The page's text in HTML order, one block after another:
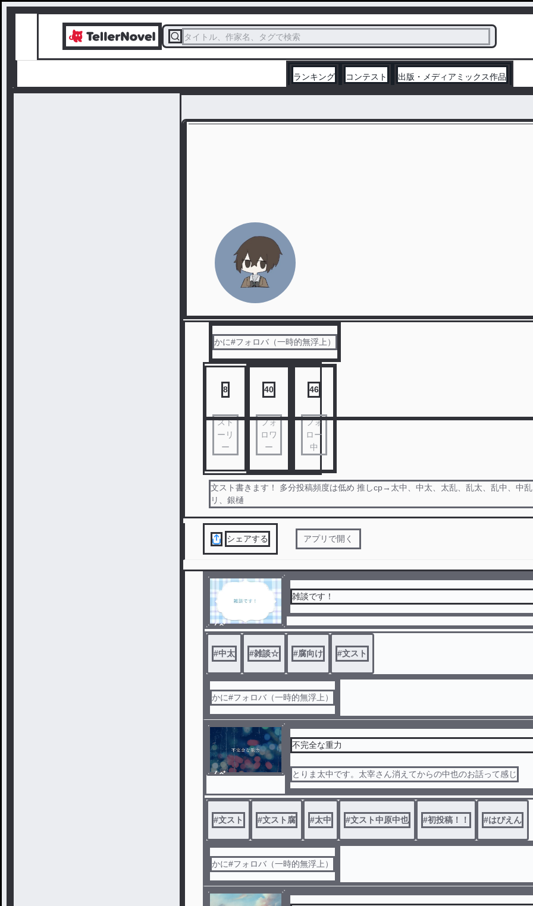
タイトル、作家名、タグで検索
ランキング コンテスト 出版・メディアミックス作品
かに#フォロバ（一時的無浮上）
8
スト
ーリ
ー
40
フォ
ロワ
ー
46
フォ
ロー
中
文スト書きます！ 多分投稿頻度は低め 推しcp→太中、中太、太乱、乱太、乱中、中
リ、銀樋
シェアする アプリで開く
ノベ
ル
雑談です！
#中太 #雑談☆ #腐向け #文スト
かに#フォロバ（一時的無浮上）
ノベ
不完全な重力
とりま太中です。太宰さん消えてからの中也のお話って感じ
#文スト #文スト腐 #太中 #文スト中原中也 #初投稿！！ #はぴえん
かに#フォロバ（一時的無浮上）